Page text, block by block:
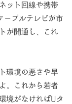
ット回線や携帯
ーブルテレビが市
が開通し、これ
環境の悪さや早
。これから若者
境がなければUタ